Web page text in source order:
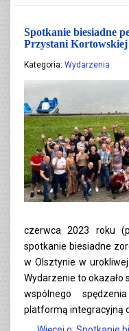
Spotkanie biesiadne
Przystani
Kategoria: Wydarzenia
czerwca 2023 roku
spotkanie biesiadne
w Olsztynie w
Wydarzenie to okazało
wspólnego
platformą integracyjną